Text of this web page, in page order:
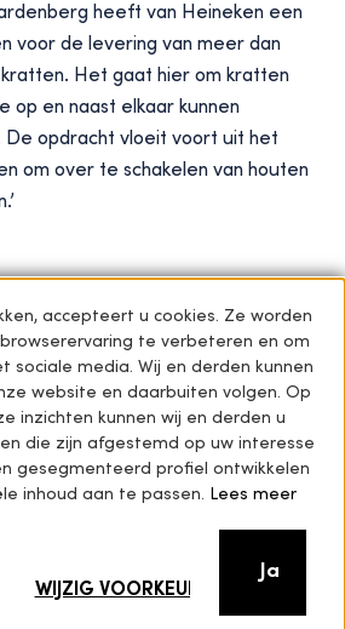
heeft van Heineken een
voor de levering van meer dan
kratten. Het gaat hier om kratten
op en naast elkaar kunnen
De opdracht vloeit voort uit het
om over te schakelen van houten
accepteert u cookies. Ze worden
te verbeteren en om
sociale media. Wij en derden kunnen
website en daarbuiten volgen. Op
inzichten kunnen wij en derden u
die zijn afgestemd op uw interesse
gesegmenteerd profiel ontwikkelen
inhoud aan te passen.
Lees meer
WIJZIG VOORKEURSINSTELLINGEN
Ja